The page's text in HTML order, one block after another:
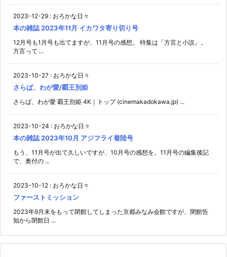
2023-12-29 : おろかな日々
本の雑誌 2023年11月 イカワタ寄り切り号
12月号も1月号も出てますが、11月号の感想。 特集は「方言と小説」。
方言って ...
2023-10-27 : おろかな日々
さらば、わが愛/覇王別姫
さらば、わが愛 覇王別姫 4K｜トップ (cinemakadokawa.jp) ...
2023-10-24 : おろかな日々
本の雑誌 2023年10月 アジフライ着陸号
もう、11月号が出て久しいですが、10月号の感想を。11月号の編集後記
で、奥付の ...
2023-10-12 : おろかな日々
ファーストミッション
2023年9月末をもって閉館してしまった京都みなみ会館ですが、閉館告
知から閉館日 ...